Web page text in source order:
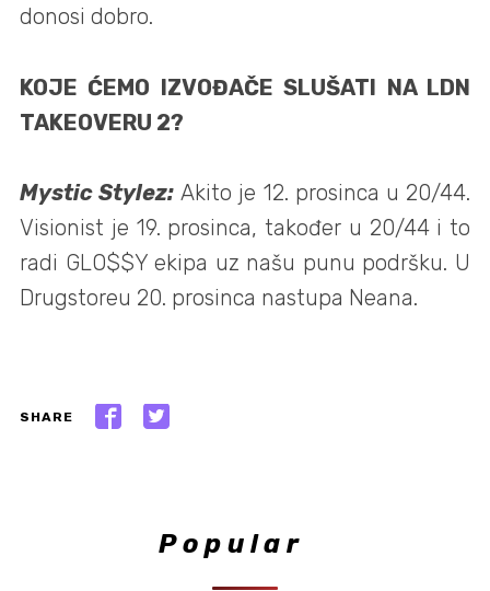
donosi dobro.
KOJE ĆEMO IZVOĐAČE SLUŠATI NA LDN
TAKEOVERU 2?
Mystic Stylez: Akito je 12. prosinca u 20/44.
Visionist je 19. prosinca, također u 20/44 i to
radi GLO$$Y ekipa uz našu punu podršku. U
Drugstoreu 20. prosinca nastupa Neana.
SHARE
Popular